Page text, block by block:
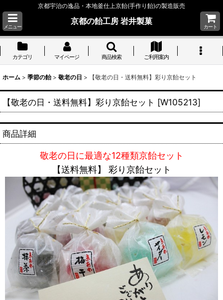
京都宇治の逸品・本地釜仕上京飴(手作り飴)の製造販売
メニュー
京都の飴工房 岩井製菓
カート
カテゴリ マイページ 商品検索 ご利用案内
ホーム > 季節の飴 > 敬老の日 > 【敬老の日・送料無料】彩り京飴セット
【敬老の日・送料無料】彩り京飴セット [W105213]
商品詳細
敬老の日に最適な12種類京飴セット
【送料無料】 彩り京飴セット